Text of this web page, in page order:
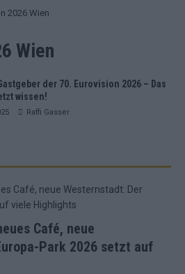
2026 Wien
Wien
der 70. Eurovision 2026 – Das
wissen!
Raffi Gasser
Café, neue
Park 2026 setzt auf